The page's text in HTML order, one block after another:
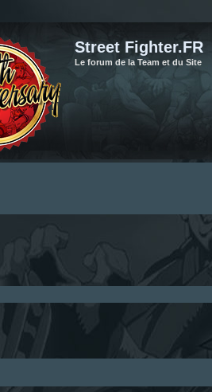
Street Fighter.FR
Le forum de la Team et du Site